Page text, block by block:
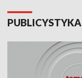
PUBLICYSTYKA